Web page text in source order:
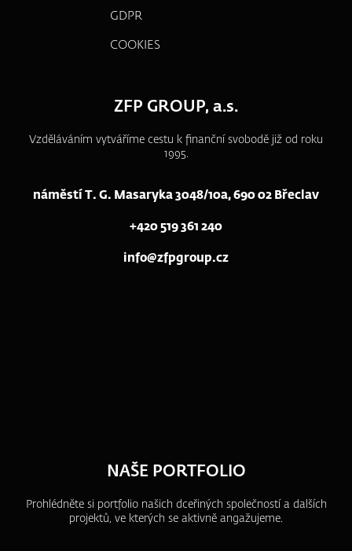
GDPR
COOKIES
ZFP GROUP, a.s.
Vzděláváním vytváříme cestu k finanční svobodě již od roku
1995.
náměstí T. G. Masaryka 3048/10a, 690 02 Břeclav
+420 519 361 240
info@zfpgroup.cz
NAŠE PORTFOLIO
Prohlédněte si portfolio našich dceřiných společností a dalších
projektů, ve kterých se aktivně angažujeme.